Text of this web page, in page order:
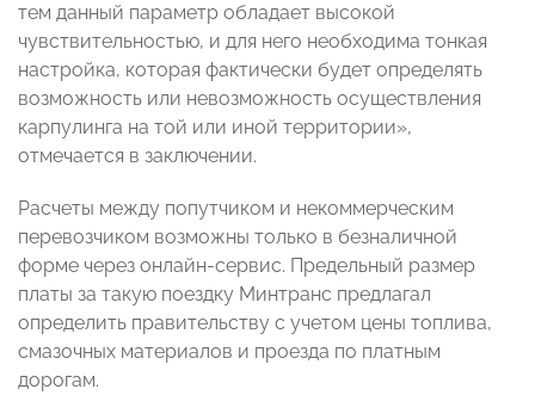
тем данный параметр обладает высокой
чувствительностью, и для него необходима тонкая
настройка, которая фактически будет определять
возможность или невозможность осуществления
карпулинга на той или иной территории»,
отмечается в заключении.
Расчеты между попутчиком и некоммерческим
перевозчиком возможны только в безналичной
форме через онлайн-сервис. Предельный размер
платы за такую поездку Минтранс предлагал
определить правительству с учетом цены топлива,
смазочных материалов и проезда по платным
дорогам.